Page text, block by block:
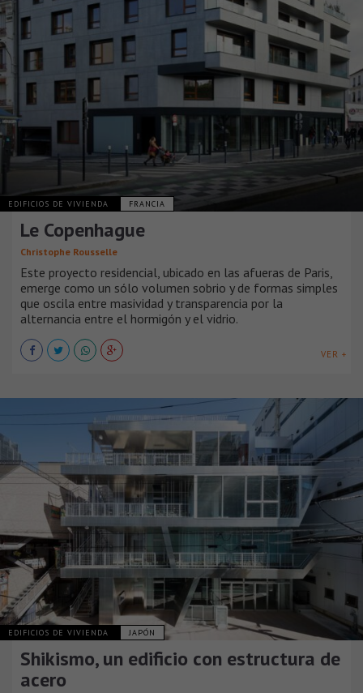
EDIFICIOS DE VIVIENDA FRANCIA
Le Copenhague
Christophe Rousselle
Este proyecto residencial, ubicado en las afueras de Paris,
emerge como un sólo volumen sobrio y de formas simples
que oscila entre masividad y transparencia por la
alternancia entre el hormigón y el vidrio.
VER +
EDIFICIOS DE VIVIENDA JAPÓN
Shikismo, un edificio con estructura de
acero